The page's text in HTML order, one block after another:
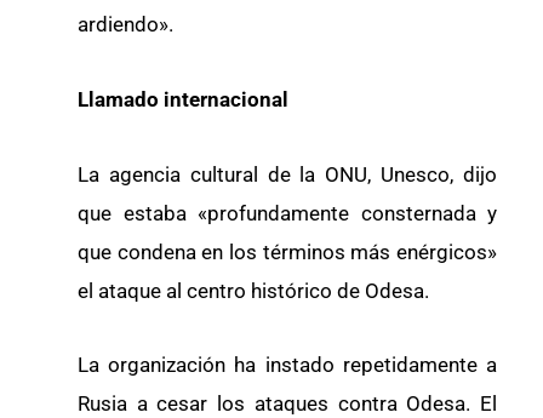
ardiendo».
Llamado internacional
La agencia cultural de la ONU, Unesco, dijo
que estaba «profundamente consternada y
que condena en los términos más enérgicos»
el ataque al centro histórico de Odesa.
La organización ha instado repetidamente a
Rusia a cesar los ataques contra Odesa. El